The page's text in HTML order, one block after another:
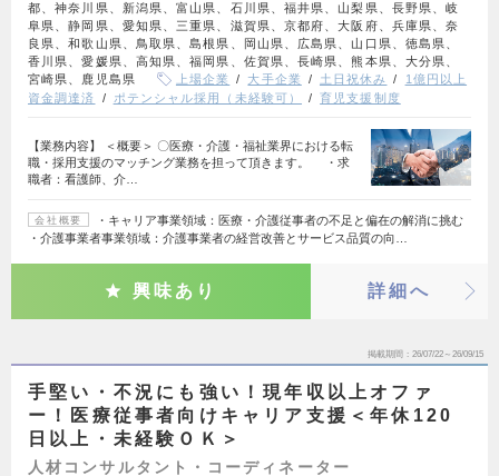
都、神奈川県、新潟県、富山県、石川県、福井県、山梨県、長野県、岐
阜県、静岡県、愛知県、三重県、滋賀県、京都府、大阪府、兵庫県、奈
良県、和歌山県、鳥取県、島根県、岡山県、広島県、山口県、徳島県、
香川県、愛媛県、高知県、福岡県、佐賀県、長崎県、熊本県、大分県、
宮崎県、鹿児島県
上場企業 大手企業 土日祝休み
1億円以上
資金調達済
ポテンシャル採用（未経験可） 育児支援制度
【業務内容】 ＜概要＞ 〇医療・介護・福祉業界における転
職・採用支援のマッチング業務を担って頂きます。 ・求
職者：看護師、介…
会社概要
・キャリア事業領域：医療・介護従事者の不足と偏在の解消に挑む
・介護事業者事業領域：介護事業者の経営改善とサービス品質の向…
興味あり 詳細へ
掲載期間 26/07/22～26/09/15
手堅い・不況にも強い！現年収以上オファ
ー！医療従事者向けキャリア支援＜年休120
日以上・未経験ＯＫ＞
人材コンサルタント・コーディネーター